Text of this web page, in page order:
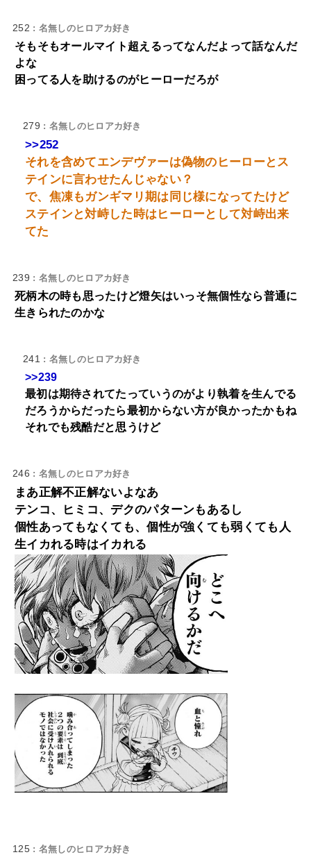
252 : 名無しのヒロアカ好き
そもそもオールマイト超えるってなんだよって話なんだ
よな
困ってる人を助けるのがヒーローだろが
279 : 名無しのヒロアカ好き
>>252
それを含めてエンデヴァーは偽物のヒーローとス
テインに言わせたんじゃない？
で、焦凍もガンギマリ期は同じ様になってたけど
ステインと対峙した時はヒーローとして対峙出来
てた
239 : 名無しのヒロアカ好き
死柄木の時も思ったけど燈矢はいっそ無個性なら普通に
生きられたのかな
241 : 名無しのヒロアカ好き
>>239
最初は期待されてたっていうのがより執着を生んでる
だろうからだったら最初からない方が良かったかもね
それでも残酷だと思うけど
246 : 名無しのヒロアカ好き
まあ正解不正解ないよなあ
テンコ、ヒミコ、デクのパターンもあるし
個性あってもなくても、個性が強くても弱くても人
生イカれる時はイカれる
125 : 名無しのヒロアカ好き